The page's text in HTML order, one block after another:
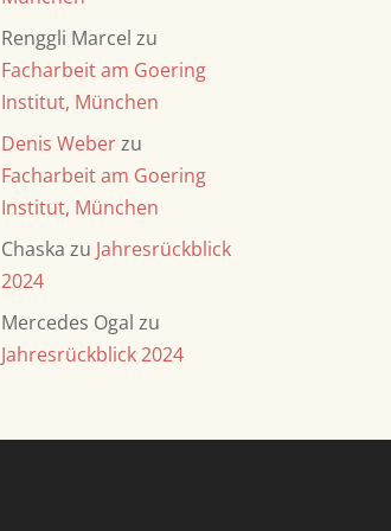
Renggli Marcel zu
Facharbeit am Goering
Institut, München
Denis Weberzu
Facharbeit am Goering
Institut, München
Chaska zu Jahresrückblick
2024
Mercedes Ogal zu
Jahresrückblick 2024